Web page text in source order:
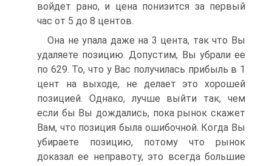
войдет рано, и цена понизится за первый
час от 5 до 8 центов.
Она не упала даже на 3 цента, так что Вы
удаляете позицию. Допустим, Вы убрали ее
по 629. То, что у Вас получилась прибыль в 1
цент на выходе, не делает это хорошей
позицией. Однако, лучше выйти так, чем
если бы Вы дождались, пока рынок скажет
Вам, что позиция была ошибочной. Когда Вы
убираете позицию, потому что рынок
доказал ее неправоту, это всегда большие